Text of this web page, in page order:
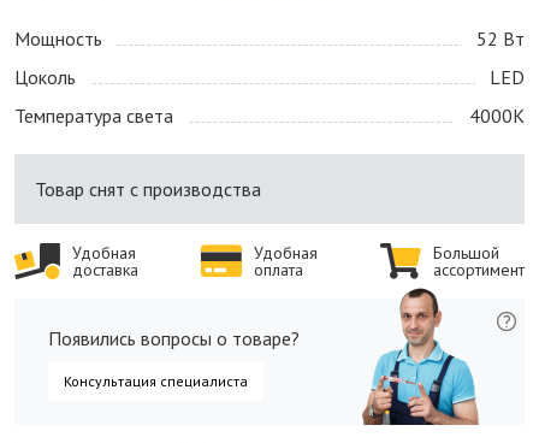
Мощность
52 Bт
Цоколь
LED
Температура света
4000K
Товар снят с производства
Удобная
доставка
Удобная
оплата
Большой
ассортимент
Появились вопросы о товаре?
Консультация специалиста